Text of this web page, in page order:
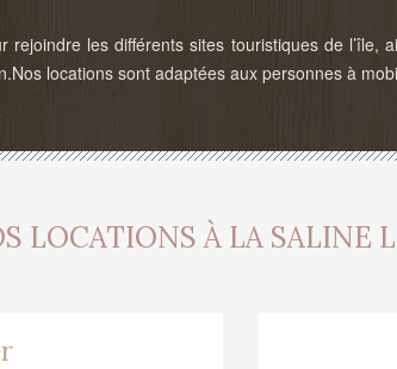
les différents sites touristiques de l’île,
locations sont adaptées aux personnes à
LOCATIONS À LA SALINE